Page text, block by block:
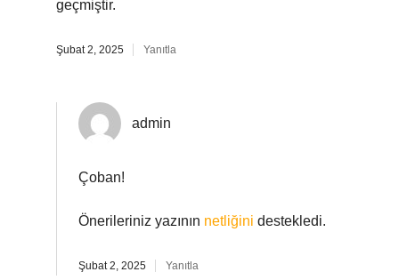
geçmiştir.
Şubat 2, 2025 Yanıtla
admin
Çoban!
Önerileriniz yazının netliğini destekledi.
Şubat 2, 2025 Yanıtla